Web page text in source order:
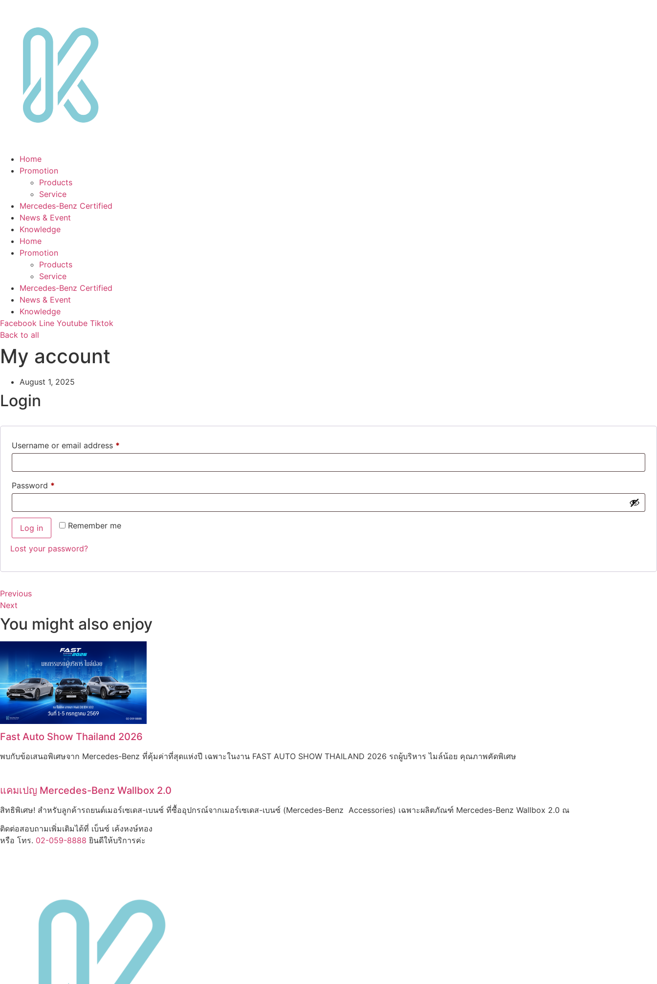
content
Home
Promotion
Products
Service
Mercedes-Benz Certified
News & Event
Knowledge
Home
Promotion
Products
Service
Mercedes-Benz Certified
News & Event
Knowledge
Facebook Line Youtube Tiktok
Back to all
My account
August 1, 2025
Login
Username or email address *
Password *
Remember me
Log in
Lost your password?
Previous
Next
You might also enjoy
Fast Auto Show Thailand 2026
พบกับข้อเสนอพิเศษจาก Mercedes-Benz ที่คุ้มค่าที่สุดแห่งปี เฉพาะในงาน FAST AUTO SHOW THAILAND 2026 รถผู้บริหาร ไมล์น้อย คุณภาพคัดพิเศษ
แคมเปญ Mercedes-Benz Wallbox 2.0
สิทธิพิเศษ! สำหรับลูกค้ารถยนต์เมอร์เซเดส-เบนซ์ ที่ซื้ออุปกรณ์จากเมอร์เซเดส-เบนซ์ (Mercedes-Benz Accessories) เฉพาะผลิตภัณฑ์ Mercedes-Benz Wallbox 2.0 ณ
ติดต่อสอบถามเพิ่มเติมได้ที่ เบ็นซ์ เค้งหงษ์ทอง
หรือ โทร. 02-059-8888 ยินดีให้บริการค่ะ